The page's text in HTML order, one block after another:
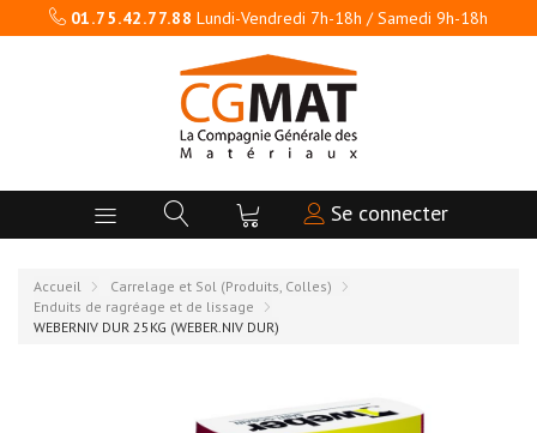
01.75.42.77.88 Lundi-Vendredi 7h-18h / Samedi 9h-18h
Se connecter
Accueil
Carrelage et Sol (Produits, Colles)
Enduits de ragréage et de lissage
WEBERNIV DUR 25KG (WEBER.NIV DUR)